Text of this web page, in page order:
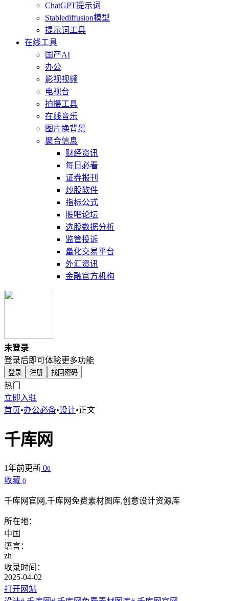
ChatGPT提示词
Stablediffusion模型
提示词工具
在线工具
国产AI
办公
影视视频
电视台
拍摄工具
在线音乐
图片换背景
聚合信息
财经资讯
每日必看
证券报刊
炒股软件
指标公式
股吧论坛
选股数据分析
监管投诉
量化交易平台
外汇资讯
金融官方机构
未登录
登录后即可体验更多功能
登录 注册 找回密码
热门
立即入驻
首页•办公必备•设计•正文
千库网
1年前更新 00
收藏 0
千库网官网,千库网免费素材图库,创意设计资源库
所在地：
中国
语言：
zh
收录时间：
2025-04-02
打开网站